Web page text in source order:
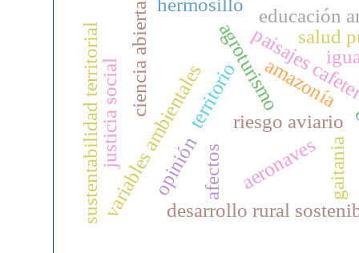
variables ambientales riesgo aviario
aeronaves gaitania
agroturismo
desarrollo rural
paisajes
educación
territorio
ciencia abierta
sustentabilidad territorialjusticia social
afectos
opinión
amazonía
salud